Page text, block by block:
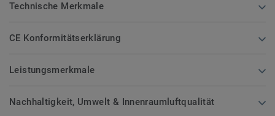
Technische Merkmale
CE Konformitätserklärung
Leistungsmerkmale
Nachhaltigkeit, Umwelt & Innenraumluftqualität